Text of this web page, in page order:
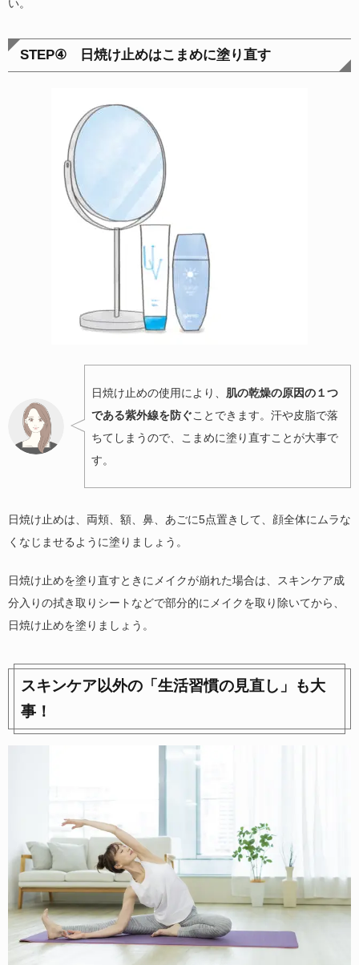
い。
STEP④ 日焼け止めはこまめに塗り直す
日焼け止めの使用により、 肌の乾燥の原因の１つ
である紫外線を防ぐことできます。汗や皮脂で落
ちてしまうので、こまめに塗り直すことが大事で
す。
日焼け止めは、両頬、額、鼻、あごに5点置きして、顔全体にムラな
くなじませるように塗りましょう。
日焼け止めを塗り直すときにメイクが崩れた場合は、スキンケア成
分入りの拭き取りシートなどで部分的にメイクを取り除いてから、
日焼け止めを塗りましょう。
スキンケア以外の「生活習慣の見直し」も大
事！